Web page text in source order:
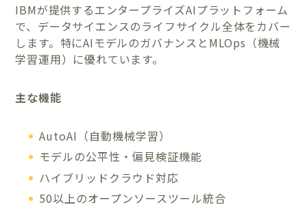
IBMが提供するエンタープライズAIプラットフォーム
で、データサイエンスのライフサイクル全体をカバー
します。特にAIモデルのガバナンスとMLOps（機械
学習運用）に優れています。
主な機能
AutoAI（自動機械学習）
モデルの公平性・偏見検証機能
ハイブリッドクラウド対応
50以上のオープンソースツール統合